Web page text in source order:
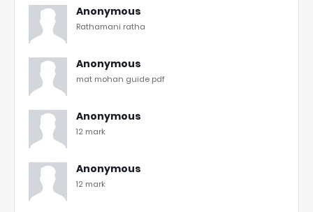
Anonymous
Rathamani ratha
Anonymous
mat mohan guide pdf
Anonymous
12 mark
Anonymous
12 mark